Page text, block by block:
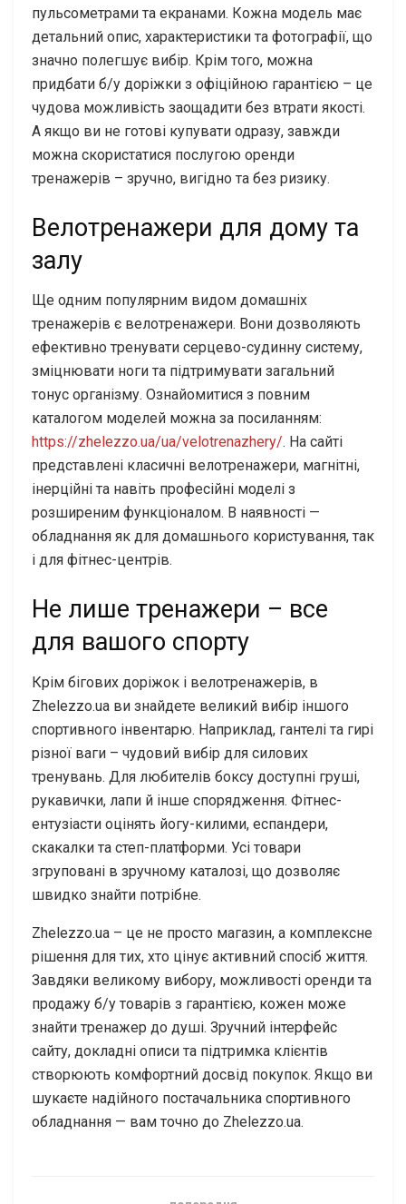
пульсометрами та екранами. Кожна модель має
детальний опис, характеристики та фотографії, що
значно полегшує вибір. Крім того, можна
придбати б/у доріжки з офіційною гарантією – це
чудова можливість заощадити без втрати якості.
А якщо ви не готові купувати одразу, завжди
можна скористатися послугою оренди
тренажерів – зручно, вигідно та без ризику.
Велотренажери для дому та
залу
Ще одним популярним видом домашніх
тренажерів є велотренажери. Вони дозволяють
ефективно тренувати серцево-судинну систему,
зміцнювати ноги та підтримувати загальний
тонус організму. Ознайомитися з повним
каталогом моделей можна за посиланням:
https://zhelezzo.ua/ua/velotrenazhery/. На сайті
представлені класичні велотренажери, магнітні,
інерційні та навіть професійні моделі з
розширеним функціоналом. В наявності —
обладнання як для домашнього користування, так
і для фітнес-центрів.
Не лише тренажери – все
для вашого спорту
Крім бігових доріжок і велотренажерів, в
Zhelezzo.ua ви знайдете великий вибір іншого
спортивного інвентарю. Наприклад, гантелі та гирі
різної ваги – чудовий вибір для силових
тренувань. Для любителів боксу доступні груші,
рукавички, лапи й інше спорядження. Фітнес-
ентузіасти оцінять йогу-килими, еспандери,
скакалки та степ-платформи. Усі товари
згруповані в зручному каталозі, що дозволяє
швидко знайти потрібне.
Zhelezzo.ua – це не просто магазин, а комплексне
рішення для тих, хто цінує активний спосіб життя.
Завдяки великому вибору, можливості оренди та
продажу б/у товарів з гарантією, кожен може
знайти тренажер до душі. Зручний інтерфейс
сайту, докладні описи та підтримка клієнтів
створюють комфортний досвід покупок. Якщо ви
шукаєте надійного постачальника спортивного
обладнання — вам точно до Zhelezzo.ua.